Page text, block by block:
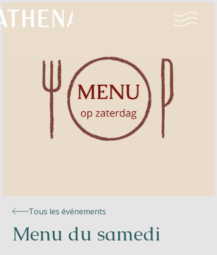
Naturisme
Communauté
Calendrier
Le Perron
Helios
Tous les événements
Menu du samedi